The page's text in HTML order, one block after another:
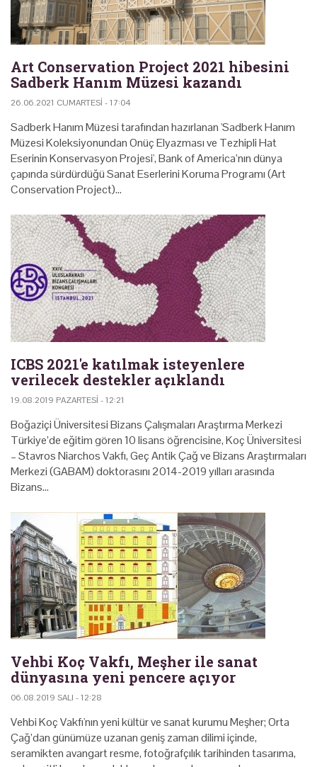
Art Conservation Project 2021 hibesini
Sadberk Hanım Müzesi kazandı
26.06.2021 CUMARTESI - 17:04
Sadberk Hanım Müzesi tarafından hazırlanan 'Sadberk Hanım
Müzesi Koleksiyonundan Onüç Elyazması ve Tezhipli Hat
Eserinin Konservasyon Projesi', Bank of America’nın dünya
çapında sürdürdüğü Sanat Eserlerini Koruma Programı (Art
Conservation Project)…
ICBS 2021'e katılmak isteyenlere
verilecek destekler açıklandı
19.08.2019 PAZARTESI - 12:21
Boğaziçi Üniversitesi Bizans Çalışmaları Araştırma Merkezi
Türkiye’de eğitim gören 10 lisans öğrencisine, Koç Üniversitesi
– Stavros Niarchos Vakfı, Geç Antik Çağ ve Bizans Araştırmaları
Merkezi (GABAM) doktorasını 2014-2019 yılları arasında
Bizans…
Vehbi Koç Vakfı, Meşher ile sanat
dünyasına yeni pencere açıyor
06.08.2019 SALI - 12:28
Vehbi Koç Vakfı'nın yeni kültür ve sanat kurumu Meşher; Orta
Çağ’dan günümüze uzanan geniş zaman dilimi içinde,
seramikten avangart resme, fotoğrafçılık tarihinden tasarıma,